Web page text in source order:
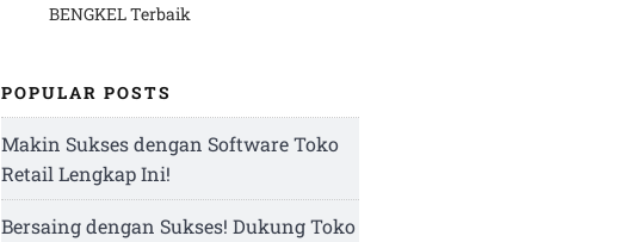
BENGKEL Terbaik
POPULAR POSTS
Makin Sukses dengan Software Toko
Retail Lengkap Ini!
Bersaing dengan Sukses! Dukung Toko